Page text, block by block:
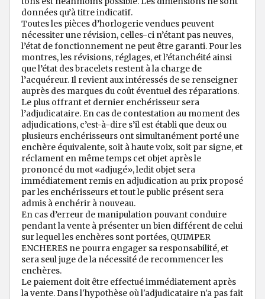
données qu’à titre indicatif.
Toutes les pièces d’horlogerie vendues peuvent
nécessiter une révision, celles-ci n’étant pas neuves,
l’état de fonctionnement ne peut être garanti. Pour les
montres, les révisions, réglages, et l’étanchéité ainsi
que l’état des bracelets restent à la charge de
l’acquéreur. Il revient aux intéressés de se renseigner
auprès des marques du coût éventuel des réparations.
Le plus offrant et dernier enchérisseur sera
l’adjudicataire. En cas de contestation au moment des
adjudications, c’est-à-dire s’il est établi que deux ou
plusieurs enchérisseurs ont simultanément porté une
enchère équivalente, soit à haute voix, soit par signe, et
réclament en même temps cet objet après le
prononcé du mot «adjugé», ledit objet sera
immédiatement remis en adjudication au prix proposé
par les enchérisseurs et tout le public présent sera
admis à enchérir à nouveau.
En cas d’erreur de manipulation pouvant conduire
pendant la vente à présenter un bien différent de celui
sur lequel les enchères sont portées, QUIMPER
ENCHERES ne pourra engager sa responsabilité, et
sera seul juge de la nécessité de recommencer les
enchères.
Le paiement doit être effectué immédiatement après
la vente. Dans l'hypothèse où l'adjudicataire n'a pas fait